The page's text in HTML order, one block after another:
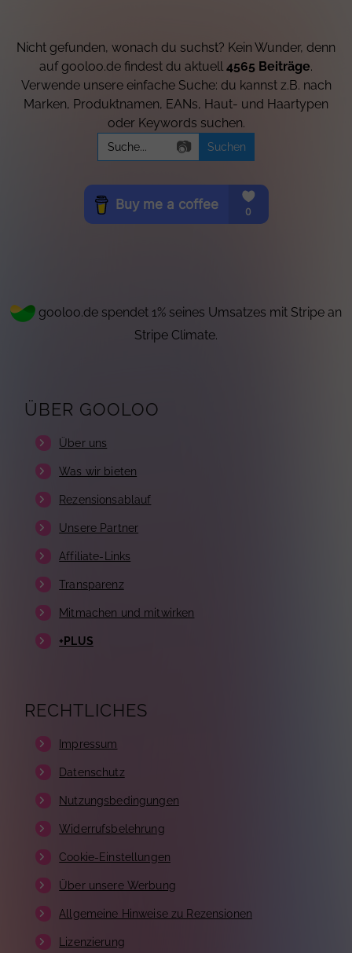
Nicht gefunden, wonach du suchst? Kein Wunder, denn
auf gooloo.de findest du aktuell 4565 Beiträge.
Verwende unsere einfache Suche: du kannst z.B. nach
Marken, Produktnamen, EANs, Haut- und Haartypen
oder Keywords suchen.
Search
for:
📷
gooloo.de spendet 1% seines Umsatzes mit Stripe an
Stripe Climate.
ÜBER GOOLOO
Über uns
Was wir bieten
Rezensionsablauf
Unsere Partner
Affiliate-Links
Transparenz
Mitmachen und mitwirken
+PLUS
RECHTLICHES
Impressum
Datenschutz
Nutzungsbedingungen
Widerrufsbelehrung
Cookie-Einstellungen
Über unsere Werbung
Allgemeine Hinweise zu Rezensionen
Lizenzierung